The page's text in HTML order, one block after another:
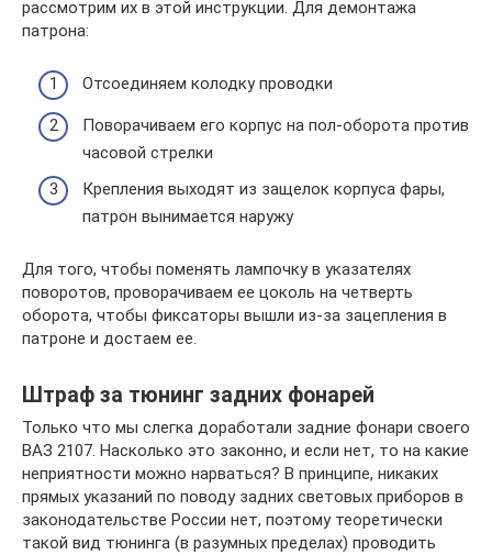
рассмотрим их в этой инструкции. Для демонтажа
патрона:
Отсоединяем колодку проводки
Поворачиваем его корпус на пол-оборота против
часовой стрелки
Крепления выходят из защелок корпуса фары,
патрон вынимается наружу
Для того, чтобы поменять лампочку в указателях
поворотов, проворачиваем ее цоколь на четверть
оборота, чтобы фиксаторы вышли из-за зацепления в
патроне и достаем ее.
Штраф за тюнинг задних фонарей
Только что мы слегка доработали задние фонари своего
ВАЗ 2107. Насколько это законно, и если нет, то на какие
неприятности можно нарваться? В принципе, никаких
прямых указаний по поводу задних световых приборов в
законодательстве России нет, поэтому теоретически
такой вид тюнинга (в разумных пределах) проводить